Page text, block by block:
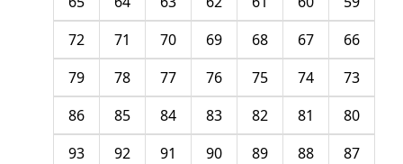
66
67
68
69
70
71
72
73
74
75
76
77
78
79
80
81
82
83
84
85
86
87
88
89
90
91
92
93